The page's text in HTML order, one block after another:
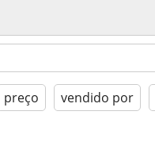
preço vendido por